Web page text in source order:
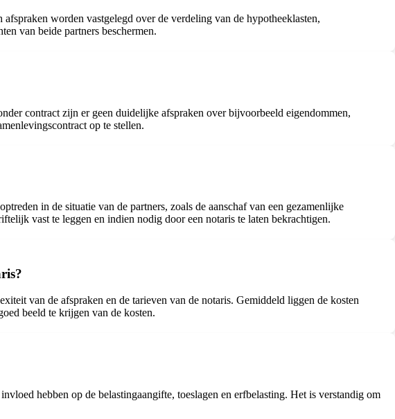
worden vastgelegd over de verdeling van de hypotheeklasten,
van beide partners beschermen.
contract zijn er geen duidelijke afspraken over bijvoorbeeld eigendommen,
op te stellen.
in de situatie van de partners, zoals de aanschaf van een gezamenlijke
vast te leggen en indien nodig door een notaris te laten bekrachtigen.
van de afspraken en de tarieven van de notaris. Gemiddeld liggen de kosten
beeld te krijgen van de kosten.
hebben op de belastingaangifte, toeslagen en erfbelasting. Het is verstandig om